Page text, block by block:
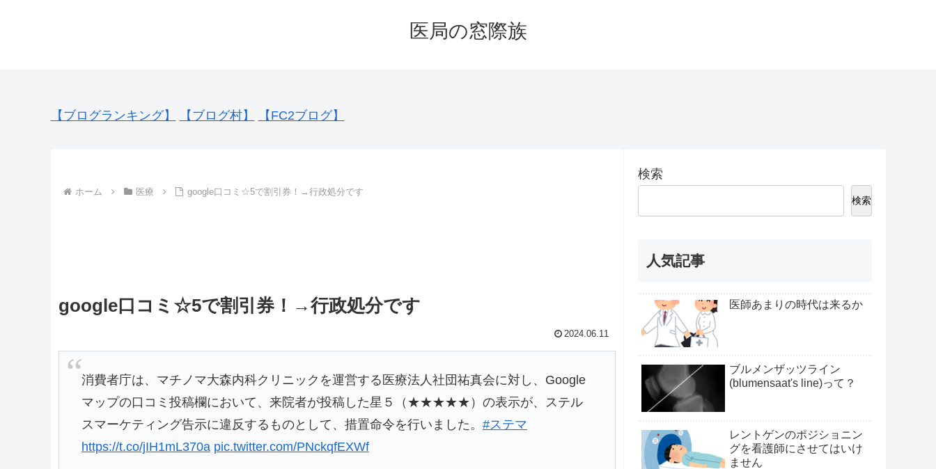
医局の窓際族
【ブログランキング】 【ブログ村】 【FC2ブログ】
ホーム 医療 google口コミ☆5で割引券！→行政処分です
google口コミ☆5で割引券！→行政処分です
2024.06.11
消費者庁は、マチノマ大森内科クリニックを運営する医療法人社団祐真会に対し、Google
マップの口コミ投稿欄において、来院者が投稿した星５（★★★★★）の表示が、ステル
スマーケティング告示に違反するものとして、措置命令を行いました。 #ステマ
https://t.co/jIH1mL370a pic.twitter.com/PNckqfEXWf
検索
検索
人気記事
医師あまりの時代は来るか
ブルメンザッツライン
(blumensaat's line)って？
レントゲンのポジショニン
グを看護師にさせてはいけ
ません